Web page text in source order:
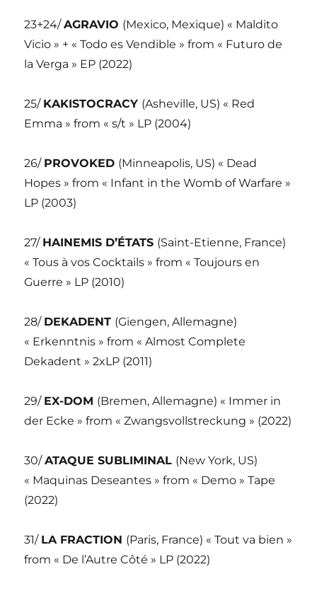
23+24/AGRAVIO (Mexico, Mexique) « Maldito
Vicio » + « Todo es Vendible » from « Futuro de
la Verga » EP (2022)
25/ KAKISTOCRACY (Asheville, US) « Red
Emma » from « s/t » LP (2004)
26/ PROVOKED (Minneapolis, US) « Dead
Hopes » from « Infant in the Womb of Warfare »
LP (2003)
27/ HAINEMIS D’ÉTATS (Saint-Etienne, France)
« Tous à vos Cocktails » from « Toujours en
Guerre » LP (2010)
28/ DEKADENT (Giengen, Allemagne)
« Erkenntnis » from « Almost Complete
Dekadent » 2xLP (2011)
29/ EX-DOM (Bremen, Allemagne) « Immer in
der Ecke » from « Zwangsvollstreckung » (2022)
30/ATAQUE SUBLIMINAL (New York, US)
« Maquinas Deseantes » from « Demo » Tape
(2022)
31/ LA FRACTION (Paris, France) « Tout va bien »
from « De l’Autre Côté » LP (2022)